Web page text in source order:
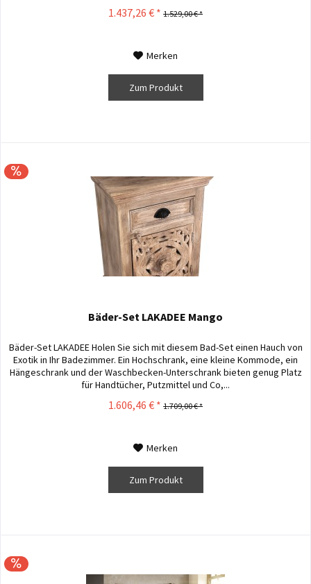
1.437,26 € * 1.529,00 € *
Merken
Zum Produkt
Bäder-Set LAKADEE Mango
Bäder-Set LAKADEE Holen Sie sich mit diesem Bad-Set einen Hauch von
Exotik in Ihr Badezimmer. Ein Hochschrank, eine kleine Kommode, ein
Hängeschrank und der Waschbecken-Unterschrank bieten genug Platz
für Handtücher, Putzmittel und Co,...
1.606,46 € * 1.709,00 € *
Merken
Zum Produkt